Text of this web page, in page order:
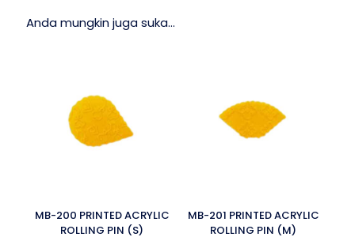
Anda mungkin juga suka…
MB-200 PRINTED ACRYLIC
ROLLING PIN (S)
MB-201 PRINTED ACRYLIC
ROLLING PIN (M)